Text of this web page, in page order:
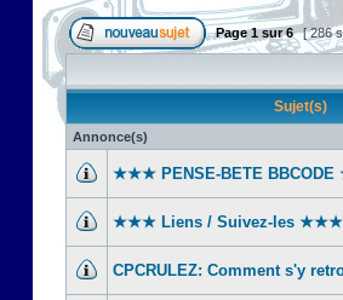
Page1sur6 [ 286
Sujet(s)
Annonce(s)
★★★ PENSE-BETE
★★★ Liens / Suivez-les ★★★
CPCRULEZ: Comment s'y